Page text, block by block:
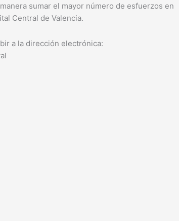
sumar el mayor número de esfuerzos en
Central de Valencia.
a la dirección electrónica: